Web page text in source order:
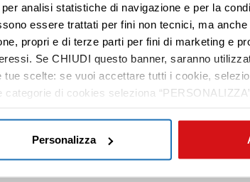
analisi statistiche di navigazione e per la
essere trattati per fini non tecnici, ma
propri e di terze parti per fini di marketing e
Se CHIUDI questo banner, saranno
scelte: se vuoi accettare tutti i cookie,
di cookies seleziona
Personalizza